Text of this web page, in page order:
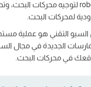
لمحركات البحث.
التقني هو عملية
الجديدة في مجال
في محركات البحث.